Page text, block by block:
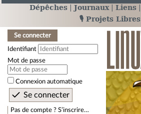
Dépêches Journaux Liens
🎙️ Projets Libres
Se connecter
Identifiant
Mot de passe
Connexion automatique
Pas de compte ? S’inscrire…